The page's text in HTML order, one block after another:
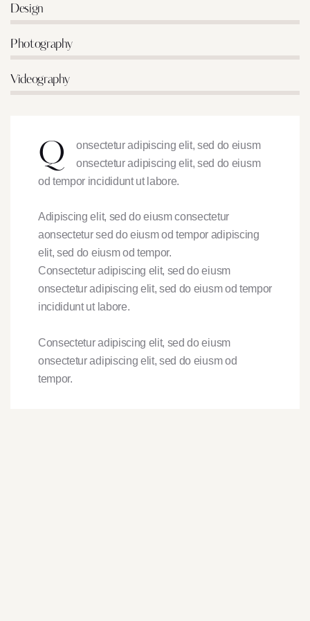
Design
Photography
Videography
Q
onsectetur adipiscing elit, sed do eiusm
onsectetur adipiscing elit, sed do eiusm
od tempor incididunt ut labore.
Adipiscing elit, sed do eiusm consectetur
aonsectetur sed do eiusm od tempor adipiscing
elit, sed do eiusm od tempor.
Consectetur adipiscing elit, sed do eiusm
onsectetur adipiscing elit, sed do eiusm od tempor
incididunt ut labore.
Consectetur adipiscing elit, sed do eiusm
onsectetur adipiscing elit, sed do eiusm od
tempor.